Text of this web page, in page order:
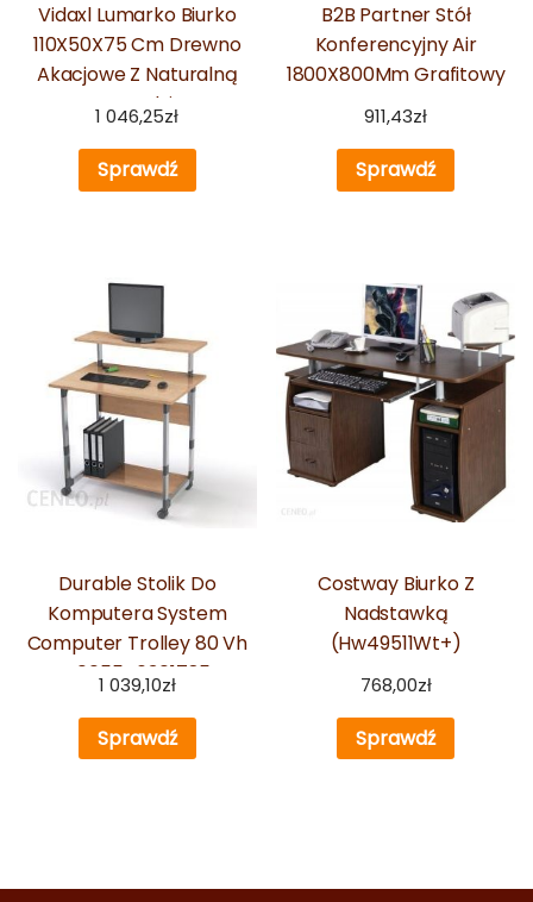
Vidaxl Lumarko Biurko
110X50X75 Cm Drewno
Akacjowe Z Naturalną
Krawędzią
1 046,25zł
Sprawdź
B2B Partner Stół
Konferencyjny Air
1800X800Mm Grafitowy
911,43zł
Sprawdź
Durable Stolik Do
Komputera System
Computer Trolley 80 Vh
4005546301785
1 039,10zł
Sprawdź
Costway Biurko Z
Nadstawką
(Hw49511Wt+)
768,00zł
Sprawdź